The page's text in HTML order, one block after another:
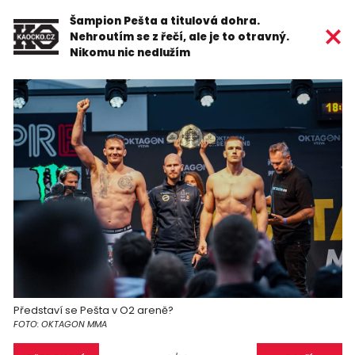
Šampion Pešta a titulová dohra.
Nehroutím se z řečí, ale je to otravný.
Nikomu nic nedlužím
Představí se Pešta v O2 areně?
FOTO: OKTAGON MMA